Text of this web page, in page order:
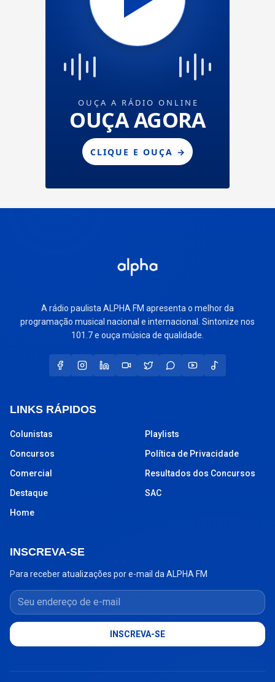
A rádio paulista ALPHA FM apresenta o melhor da
programação musical nacional e internacional. Sintonize nos
101.7 e ouça música de qualidade.
LINKS RÁPIDOS
Colunistas
Concursos
Comercial
Destaque
Home
Playlists
Política de Privacidade
Resultados dos Concursos
SAC
INSCREVA-SE
Para receber atualizações por e-mail da ALPHA FM
Seu endereço de e-mail
INSCREVA-SE